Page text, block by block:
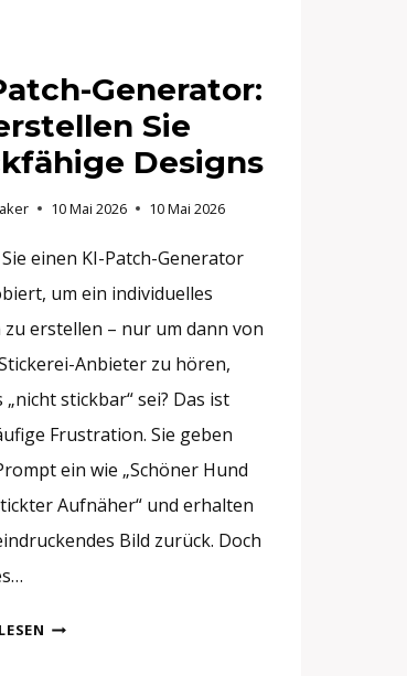
Generator:
Sie
Designs
10 Mai 2026 10 Mai 2026
einen KI-Patch-Generator
um ein individuelles
zu erstellen – nur um dann von
Anbieter zu hören,
„nicht stickbar“ sei? Das ist
Frustration. Sie geben
ein wie „Schöner Hund
Aufnäher“ und erhalten
Bild zurück. Doch
KI-